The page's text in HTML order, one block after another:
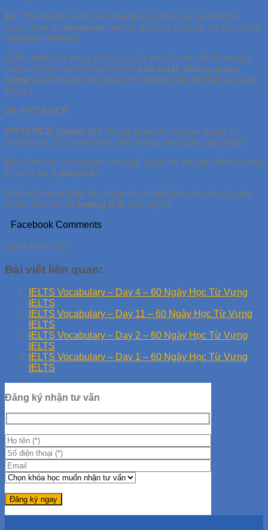
Ex: The trouble with your studying is that you spend too
much time on picayune details and not enough on the really
important matters.
(Điều phiền hà trong việc học của anh là anh đã dành quá
nhiều thì giờ vào những chi tiếtnhỏ nhặt, không quan
trọng và không đủ thời gian cho những vấn đề thật sự quan
trọng.)
20. PITTANCE
PITTANCE /’pitns/ [n]: Small amount; meager wage or
allowance (Số lượng nhỏ; tiền lương hoặc phụ cấp thấp)
Ex: At those low wages, few will apply for the job. Who wants
to work for a pittance?
(Với số lương thấp đó, ít người sẽ nộp đơn xin việc. Ai mà
muốn làm với số lương ít ỏi như vậy?)
Facebook Comments
Lượt xem: 218
Bài viết liên quan:
IELTS Vocabulary – Day 4 – 60 Ngày Học Từ Vựng
IELTS
IELTS Vocabulary – Day 11 – 60 Ngày Học Từ Vựng
IELTS
IELTS Vocabulary – Day 2 – 60 Ngày Học Từ Vựng
IELTS
IELTS Vocabulary – Day 1 – 60 Ngày Học Từ Vựng
IELTS
Đăng ký nhận tư vấn